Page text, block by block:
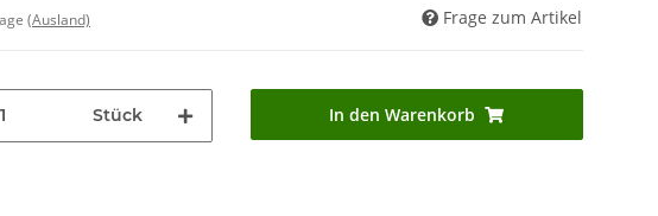
(Ausland) Frage zum Artikel
Stück In den Warenkorb